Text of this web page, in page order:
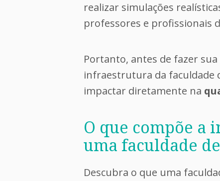
realizar simulações
professores e profissionais
Portanto, antes de fazer
infraestrutura da faculdade
impactar diretamente na
O que compõe a
uma faculdade
Descubra o que uma